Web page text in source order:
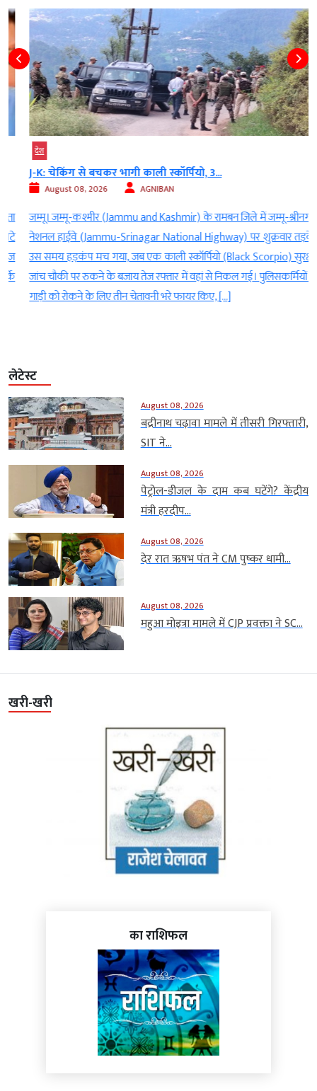
J-K: चेकिंग से बचकर भागी काली स्कॉर्पियो, 3...
August 08, 2026 AGNIBAN
जम्मू। जम्मू-कश्मीर (Jammu and Kashmir) के रामबन जिले में जम्मू-श्रीनगर
नेशनल हाईवे (Jammu-Srinagar National Highway) पर शुक्रवार तड़के
उस समय हड़कंप मच गया, जब एक काली स्कॉर्पियो (Black Scorpio) सुरक्षा
जांच चौकी पर रुकने के बजाय तेज रफ्तार में वहां से निकल गई। पुलिसकर्मियों ने
गाड़ी को रोकने के लिए तीन चेतावनी भरे फायर किए, […]
लेटेस्ट
August 08, 2026
बद्रीनाथ चढ़ावा मामले में तीसरी गिरफ्तारी,
SIT ने...
August 08, 2026
पेट्रोल-डीजल के दाम कब घटेंगे? केंद्रीय
मंत्री हरदीप...
August 08, 2026
देर रात ऋषभ पंत ने CM पुष्कर धामी...
August 08, 2026
महुआ मोइत्रा मामले में CJP प्रवक्ता ने SC...
खरी-खरी
का राशिफल